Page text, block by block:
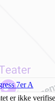
7er A
er ikke